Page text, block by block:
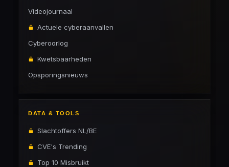
Videojournaal
Actuele cyberaanvallen
Cyberoorlog
Kwetsbaarheden
Opsporingsnieuws
DATA & TOOLS
Slachtoffers NL/BE
CVE's Trending
Top 10 Misbruikt